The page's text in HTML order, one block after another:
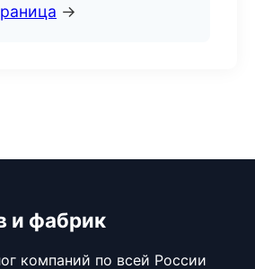
→
и фабрик
компаний по всей России